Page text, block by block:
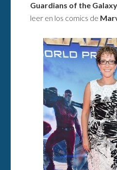
Guardians of the Galaxy
leer en los comics de